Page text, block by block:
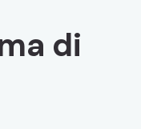
di